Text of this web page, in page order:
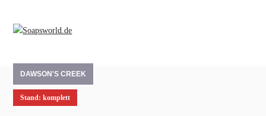
DAWSON'S CREEK
Stand: komplett